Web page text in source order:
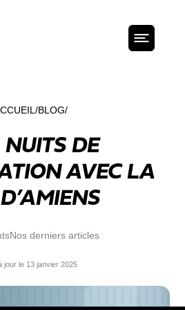
BLOG
NUITS DE
AVEC LA
Nos derniers articles
jour le 13 janvier 2025